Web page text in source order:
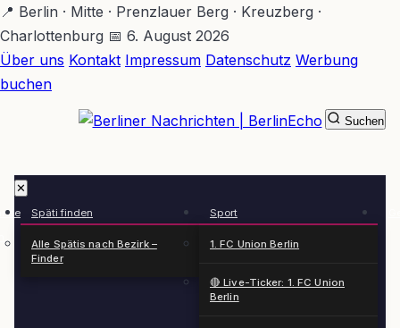
Zum
Hauptinhalt
springen
📍 Berlin · Mitte · Prenzlauer Berg · Kreuzberg ·
Charlottenburg 📅 6. August 2026
Über uns Kontakt Impressum Datenschutz Werbung
buchen
✕
Späti finden
Alle Spätis nach Bezirk –
Finder
Sport
1. FC Union Berlin
🔴 Live-Ticker: 1. FC Union
Berlin
Suchen